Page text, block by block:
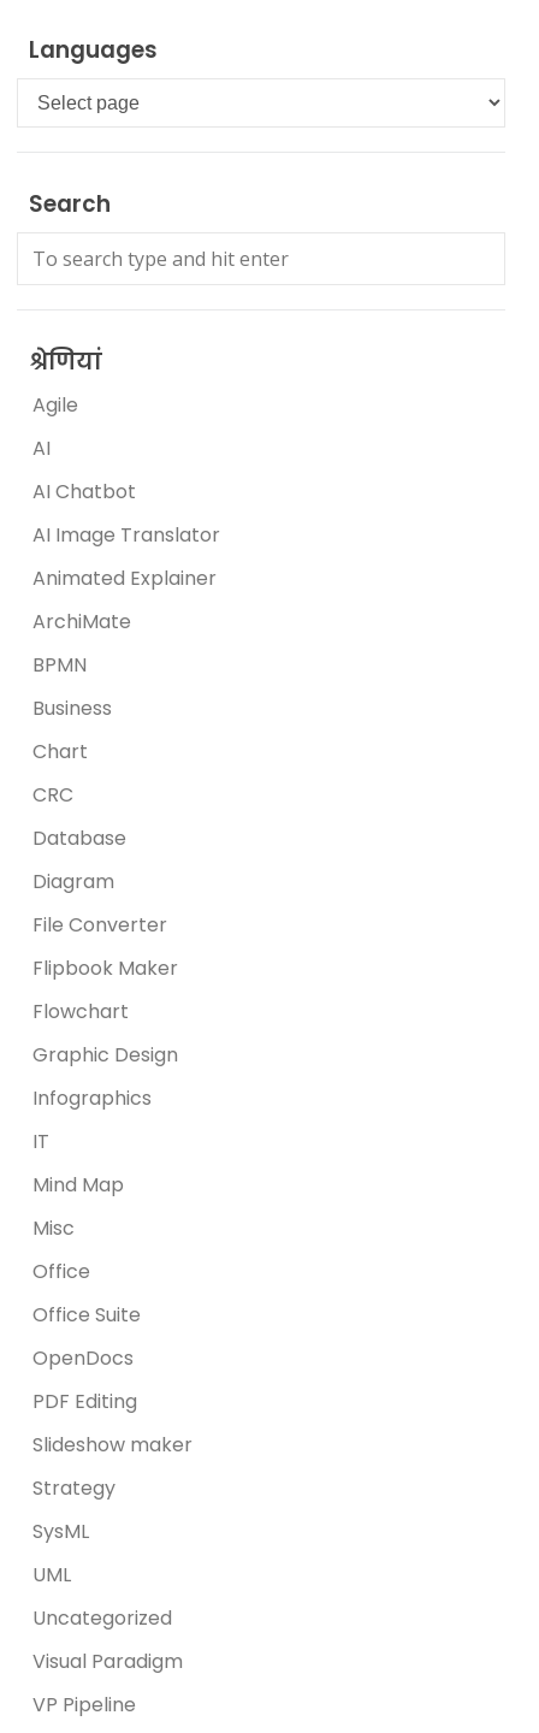
Languages
Languages
Search
श्रेणियां
Agile
AI
AI Chatbot
AI Image Translator
Animated Explainer
ArchiMate
BPMN
Business
Chart
CRC
Database
Diagram
File Converter
Flipbook Maker
Flowchart
Graphic Design
Infographics
IT
Mind Map
Misc
Office
Office Suite
OpenDocs
PDF Editing
Slideshow maker
Strategy
SysML
UML
Uncategorized
Visual Paradigm
VP Pipeline